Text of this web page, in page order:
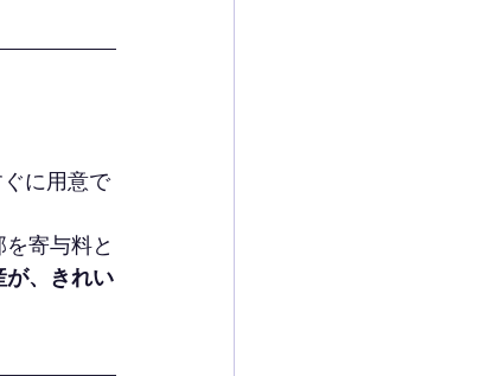
に用意で
寄与料と
、きれい